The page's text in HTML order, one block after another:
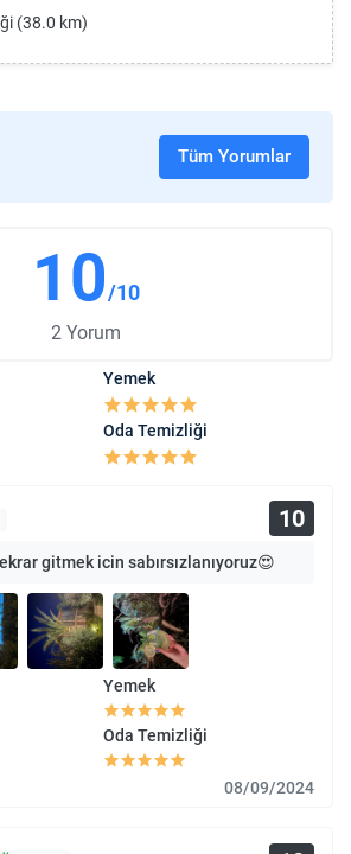
(38.0 km)
Tüm Yorumlar
10/10
2 Yorum
Yemek
Oda Temizliği
10
gitmek icin sabırsızlanıyoruz😍
Yemek
Oda Temizliği
08/09/2024